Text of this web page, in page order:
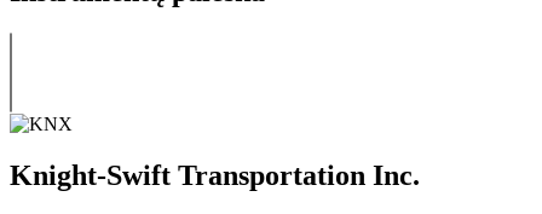
Knight-Swift Transportation Inc.